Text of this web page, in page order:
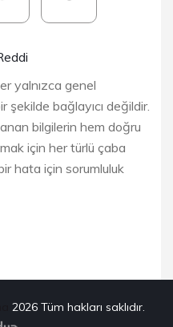
yalnızca genel
şekilde bağlayıcı değildir.
bilgilerin hem doğru
için her türlü çaba
hata için sorumluluk
2026 Tüm hakları saklıdır.